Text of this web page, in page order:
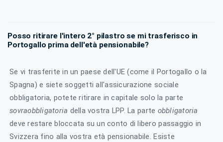
Posso ritirare l'intero 2° pilastro se mi trasferisco in
Portogallo prima dell'età pensionabile?
Se vi trasferite in un paese dell'UE (come il Portogallo o la
Spagna) e siete soggetti all'assicurazione sociale
obbligatoria, potete ritirare in capitale solo la parte
sovraobbligatoria della vostra LPP. La parte obbligatoria
deve restare bloccata su un conto di libero passaggio in
Svizzera fino alla vostra età pensionabile. Esiste